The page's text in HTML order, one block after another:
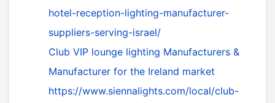
hotel-reception-lighting-manufacturer-
suppliers-serving-israel/
Club VIP lounge lighting Manufacturers &
Manufacturer for the Ireland market
https://www.siennalights.com/local/club-